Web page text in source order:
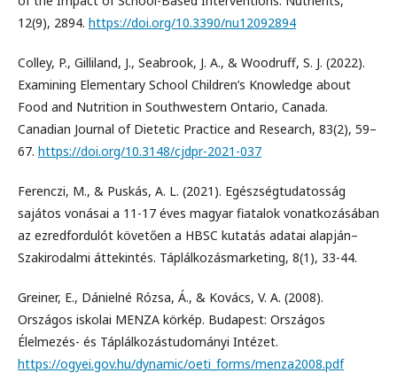
12(9), 2894. https://doi.org/10.3390/nu12092894
Colley, P., Gilliland, J., Seabrook, J. A., & Woodruff, S. J. (2022).
Examining Elementary School Children’s Knowledge about
Food and Nutrition in Southwestern Ontario, Canada.
Canadian Journal of Dietetic Practice and Research, 83(2), 59–
67. https://doi.org/10.3148/cjdpr-2021-037
Ferenczi, M., & Puskás, A. L. (2021). Egészségtudatosság
sajátos vonásai a 11-17 éves magyar fiatalok vonatkozásában
az ezredfordulót követően a HBSC kutatás adatai alapján–
Szakirodalmi áttekintés. Táplálkozásmarketing, 8(1), 33-44.
Greiner, E., Dánielné Rózsa, Á., & Kovács, V. A. (2008).
Országos iskolai MENZA körkép. Budapest: Országos
Élelmezés- és Táplálkozástudományi Intézet.
https://ogyei.gov.hu/dynamic/oeti_forms/menza2008.pdf